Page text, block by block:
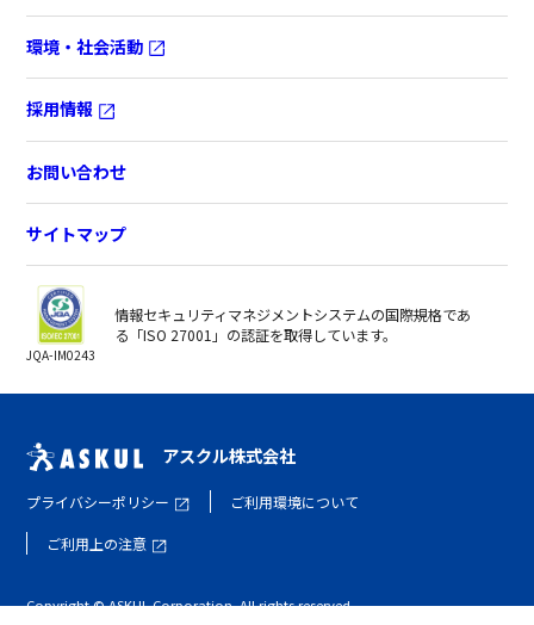
環境・社会活動
採用情報
お問い合わせ
サイトマップ
JQA-IM0243
情報セキュリティマネジメントシステムの国際規格であ
る「ISO 27001」の認証を取得しています。
アスクル株式会社
プライバシーポリシー ご利用環境について
ご利用上の注意
Copyright © ASKUL Corporation. All rights reserved.